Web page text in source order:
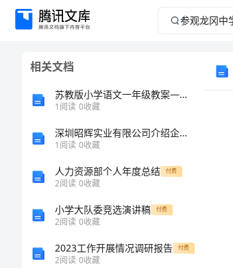
参
相关文档
苏教版小学语文一年级教案——《识字1》教学设计七
1阅读 0收藏
深圳昭辉实业有限公司介绍企业发展分析报告
1阅读 0收藏
人力资源部个人年度总结 付费
2阅读 0收藏
小学大队委竞选演讲稿 付费
2阅读 0收藏
2023工作开展情况调研报告 付费
2阅读 0收藏